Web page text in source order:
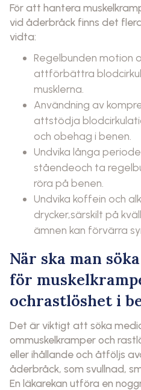
För att hantera
vid åderbråck finns det
vidta:
Regelbunden motion
attförbättra
musklerna.
Användning av
attstödja
och obehag i benen.
Undvika långa
ståendeoch ta
röra på benen.
Undvika koffein och
drycker,särskilt på
ämnen kan förvärra
När ska man
för
ochrastlöshet i
Det är viktigt att söka
ommuskelkramper och
eller ihållande och åtföljs
åderbråck, som svullnad,
En läkarekan utföra en